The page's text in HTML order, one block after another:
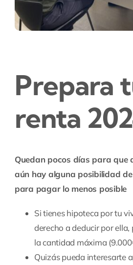
Prepara
renta
Quedan pocos días para que
aún hay alguna posibilidad
para pagar lo menos posible
Si tienes hipoteca por tu
derecho a deducir por
la cantidad máxima
Quizás pueda interesarte